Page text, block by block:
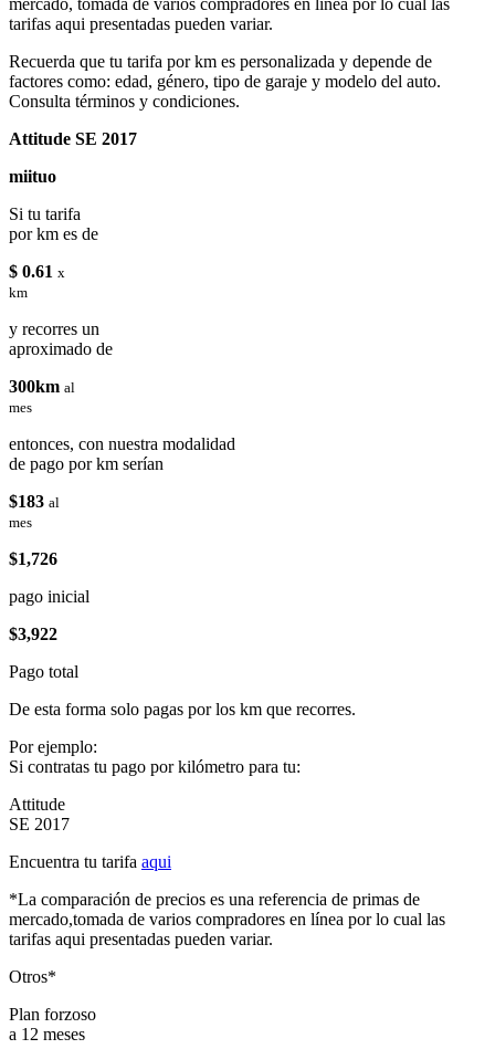
tarifas aqui presentadas pueden variar.
Recuerda que tu tarifa por km es personalizada y depende de
factores como: edad, género, tipo de garaje y modelo del auto.
Consulta términos y condiciones.
Attitude SE 2017
miituo
Si tu tarifa
por km es de
$ 0.61 x
km
y recorres un
aproximado de
300km al
mes
entonces, con nuestra modalidad
de pago por km serían
$183 al
mes
$1,726
pago inicial
$3,922
Pago total
De esta forma solo pagas por los km que recorres.
Por ejemplo:
Si contratas tu pago por kilómetro para tu:
Attitude
SE 2017
Encuentra tu tarifa aqui
*La comparación de precios es una referencia de primas de
mercado,tomada de varios compradores en línea por lo cual las
tarifas aqui presentadas pueden variar.
Otros*
Plan forzoso
a 12 meses